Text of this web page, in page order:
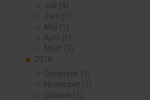
Juli (4)
Juni (1)
Mai (1)
April (1)
März (2)
2016
Dezember (1)
November (2)
Oktober (1)